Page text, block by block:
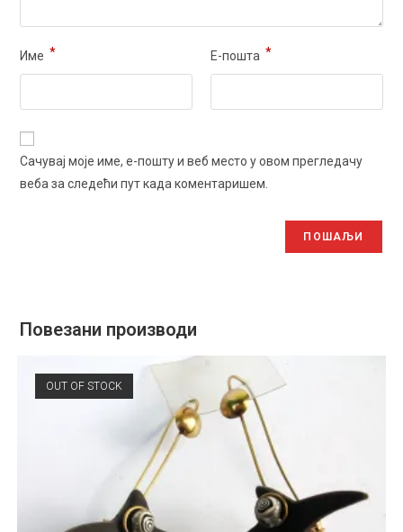
Име * Е-пошта *
Сачувај моје име, е-пошту и веб место у овом прегледачу
веба за следећи пут када коментаришем.
Повезани производи
OUT OF STOCK